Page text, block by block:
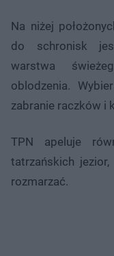
Na niżej
do schronisk
warstwa
oblodzenia.
zabranie raczków i
TPN apeluje
tatrzańskich
rozmarzać.